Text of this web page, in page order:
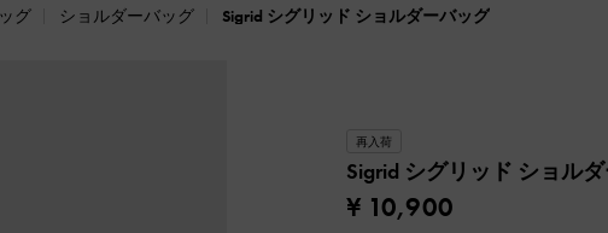
グ ショルダーバッグ Sigrid シグリッド ショルダーバッグ
再入荷
Sigrid シグリッド ショル
¥ 10,900